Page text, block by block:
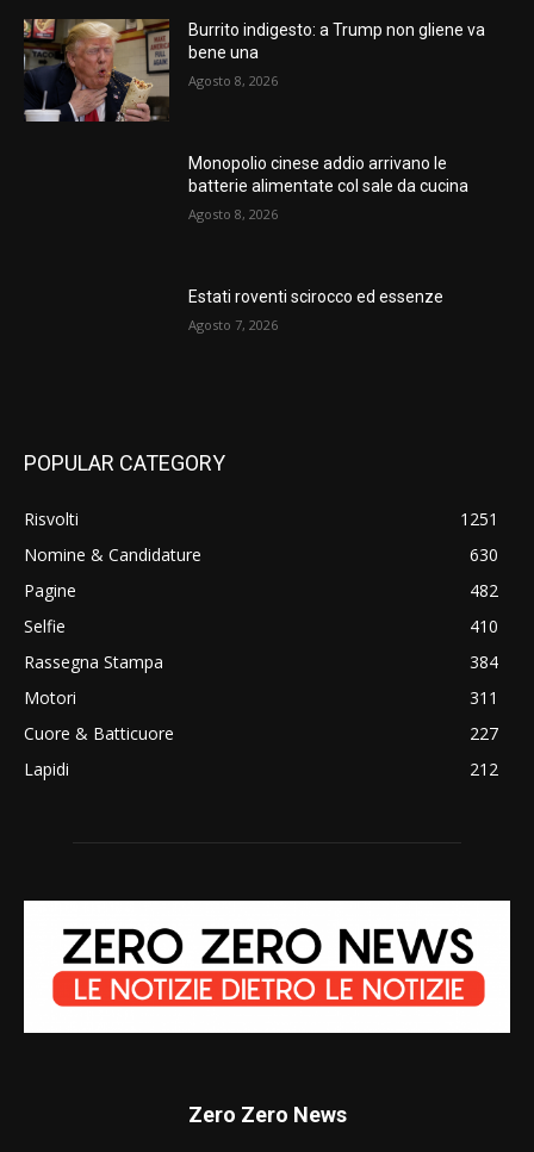
Burrito indigesto: a Trump non gliene va
bene una
Agosto 8, 2026
Monopolio cinese addio arrivano le
batterie alimentate col sale da cucina
Agosto 8, 2026
Estati roventi scirocco ed essenze
Agosto 7, 2026
POPULAR CATEGORY
Risvolti
1251
Nomine & Candidature
630
Pagine
482
Selfie
410
Rassegna Stampa
384
Motori
311
Cuore & Batticuore
227
Lapidi
212
Zero Zero News